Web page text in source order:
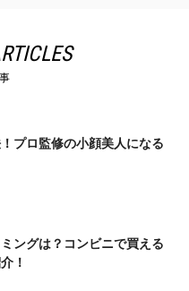
プロ監修の小顔美人になる
ングは？コンビニで買える
！